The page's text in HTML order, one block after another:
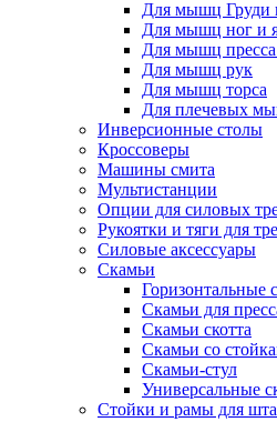
Для мышц Груди
Для мышц ног и
Для мышц
Для мышц рук
Для мышц торса
Для плечевых
Инверсионные столы
Кроссоверы
Машины смита
Мультистанции
Опции для силовых
Рукоятки и тяги для
Силовые аксессуары
Скамьи
Горизонтальные
Скамьи для
Скамьи скотта
Скамьи со
Скамьи-стул
Универсальные
Стойки и рамы для